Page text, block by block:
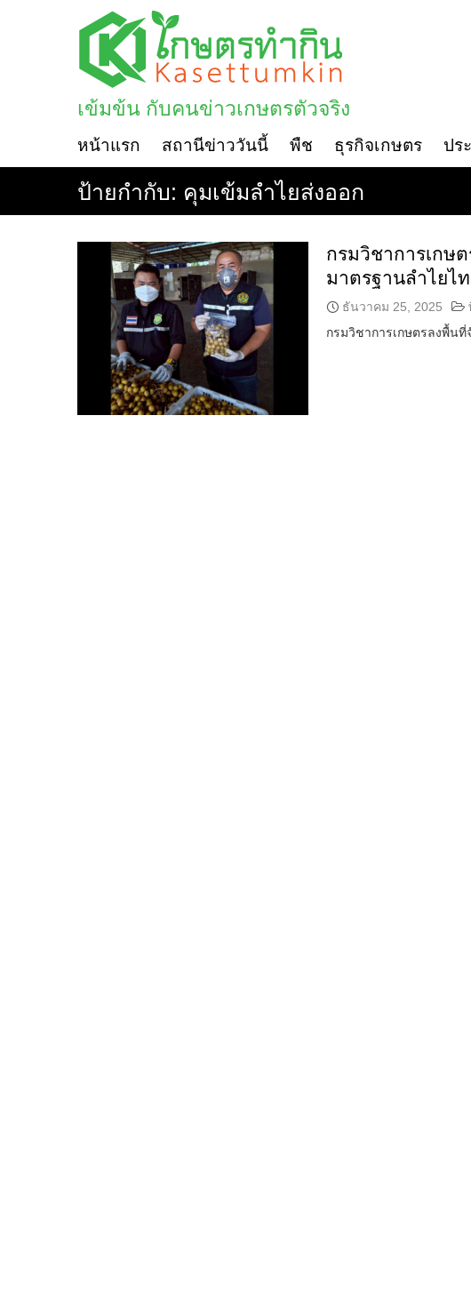
เข้มข้น กับคนข่าวเกษตรตัวจริง
หน้าแรก สถานีข่าววันนี้ พืช ธุรกิจเกษตร ปร
ป้ายกำกับ: คุมเข้มลำไยส่งออก
กรมวิชาการเกษ
มาตรฐานลำไยไ
ธันวาคม 25, 2025
กรมวิชาการเกษตรลงพื้น